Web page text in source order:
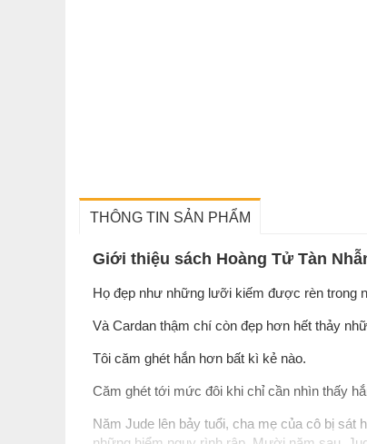
THÔNG TIN SẢN PHẨM
Giới thiệu sách Hoàng Tử Tàn
Họ đẹp như những lưỡi kiếm được rèn trong
Và Cardan thậm chí còn đẹp hơn hết thảy
Tôi căm ghét hắn hơn bất kì kẻ nào.
Căm ghét tới mức đôi khi chỉ cần nhìn thấy
Năm Jude lên bảy tuổi, cha mẹ của cô bị sát